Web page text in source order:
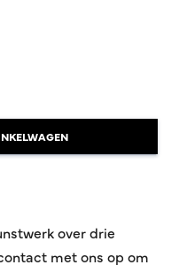
over drie
met ons op om